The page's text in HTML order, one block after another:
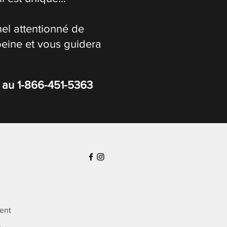
attentionné de
et vous guidera
1-866-451-5363